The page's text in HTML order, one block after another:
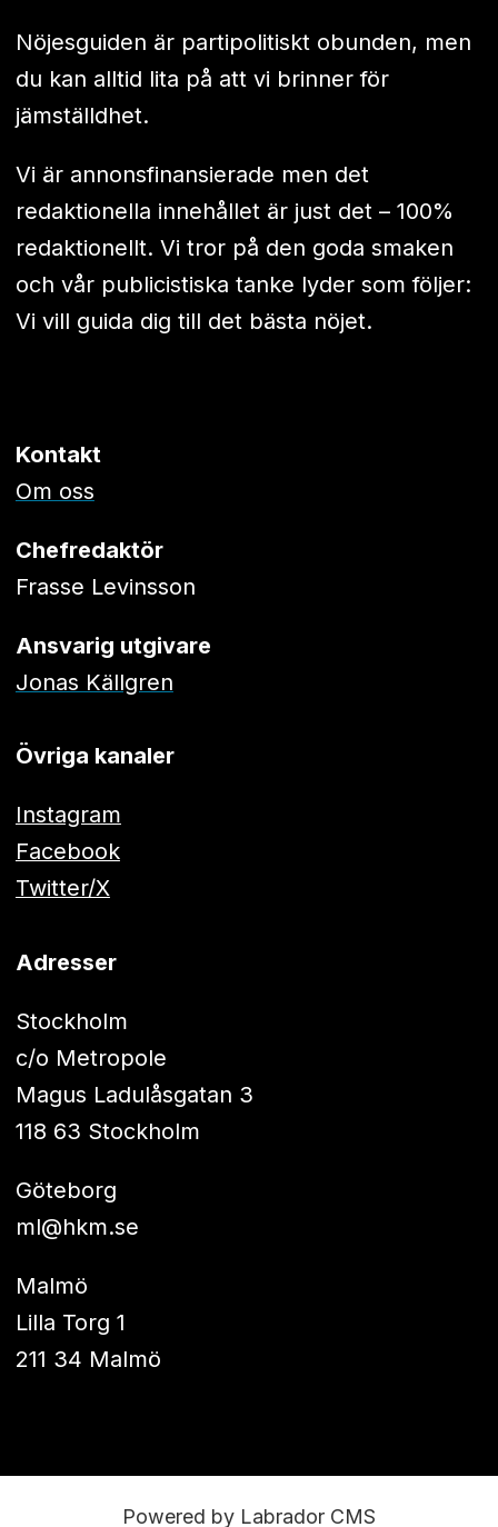
Nöjesguiden är partipolitiskt obunden, men
du kan alltid lita på att vi brinner för
jämställdhet.
Vi är annonsfinansierade men det
redaktionella innehållet är just det – 100%
redaktionellt. Vi tror på den goda smaken
och vår publicistiska tanke lyder som följer:
Vi vill guida dig till det bästa nöjet.
Kontakt
Om oss
Chefredaktör
Frasse Levinsson
Ansvarig utgivare
Jonas Källgren
Övriga kanaler
Instagram
Facebook
Twitter/X
Adresser
Stockholm
c/o Metropole
Magus Ladulåsgatan 3
118 63 Stockholm
Göteborg
ml@hkm.se
Malmö
Lilla Torg 1
211 34 Malmö
Powered by Labrador CMS